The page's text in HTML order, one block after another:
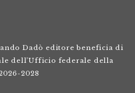
Dadò editore beneficia di
dell’Ufficio federale della
2028